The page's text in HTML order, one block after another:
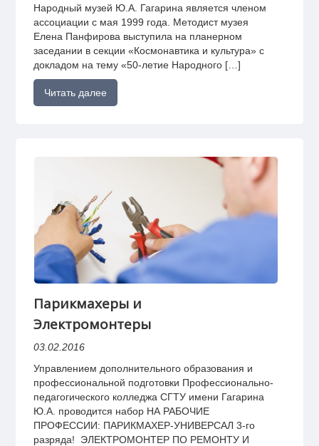
Народный музей Ю.А. Гагарина является членом
ассоциации с мая 1999 года. Методист музея
Елена Панфирова выступила на планерном
заседании в секции «Космонавтика и культура» с
докладом на тему «50-летие Народного […]
Читать далее
Парикмахеры и
Электромонтеры
03.02.2016
Управлением дополнительного образования и
профессиональной подготовки Профессионально-
педагогического колледжа СГТУ имени Гагарина
Ю.А. проводится набор НА РАБОЧИЕ
ПРОФЕССИИ: ПАРИКМАХЕР-УНИВЕРСАЛ 3-го
разряда! ЭЛЕКТРОМОНТЕР ПО РЕМОНТУ И